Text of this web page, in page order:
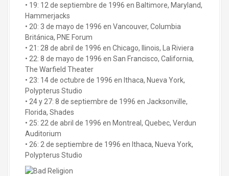
• 19: 12 de septiembre de 1996 en Baltimore, Maryland,
Hammerjacks
• 20: 3 de mayo de 1996 en Vancouver, Columbia
Británica, PNE Forum
• 21: 28 de abril de 1996 en Chicago, Ilinois, La Riviera
• 22: 8 de mayo de 1996 en San Francisco, California,
The Warfield Theater
• 23: 14 de octubre de 1996 en Ithaca, Nueva York,
Polypterus Studio
• 24 y 27: 8 de septiembre de 1996 en Jacksonville,
Florida, Shades
• 25: 22 de abril de 1996 en Montreal, Quebec, Verdun
Auditorium
• 26: 2 de septiembre de 1996 en Ithaca, Nueva York,
Polypterus Studio